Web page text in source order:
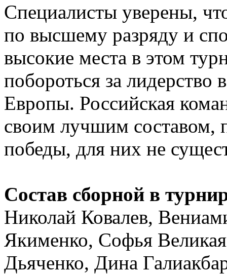
Специалисты уверены,
по высшему разряду и
высокие места в этом
побороться за лидерство
Европы. Российская
своим лучшим составом,
победы, для них не
Состав сборной в
Николай Ковалев,
Якименко, Софья
Дьяченко, Дина